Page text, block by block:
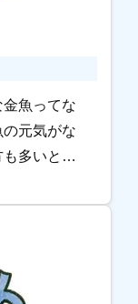
魚ってな
元気がな
多いと思
気な金魚チ